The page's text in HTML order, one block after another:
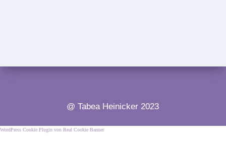
@ Tabea Heinicker 2023
WordPress Cookie Plugin von Real Cookie Banner